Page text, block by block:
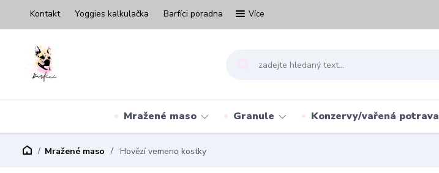
Kontakt Yoggies kalkulačka Barfíci poradna Více
Mražené maso Granule Konzervy/vařená potrava
Mražené maso Hovězí vemeno kostky